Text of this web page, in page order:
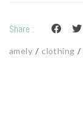
Thème
Share :
amely clothing